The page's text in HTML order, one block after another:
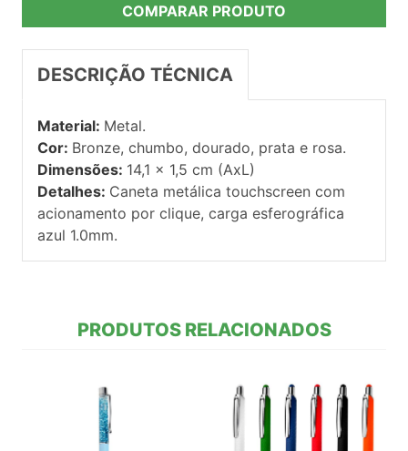
COMPARAR PRODUTO
DESCRIÇÃO TÉCNICA
Material: Metal.
Cor: Bronze, chumbo, dourado, prata e rosa.
Dimensões: 14,1 x 1,5 cm (AxL)
Detalhes: Caneta metálica touchscreen com
acionamento por clique, carga esferográfica
azul 1.0mm.
PRODUTOS RELACIONADOS